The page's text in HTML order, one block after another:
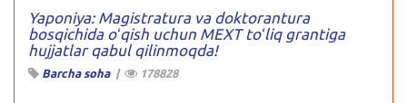
Yaponiya: Magistratura va doktorantura
bosqichida oʻqish uchun MEXT toʻliq grantiga
hujjatlar qabul qilinmoqda!
Barcha soha| 178828